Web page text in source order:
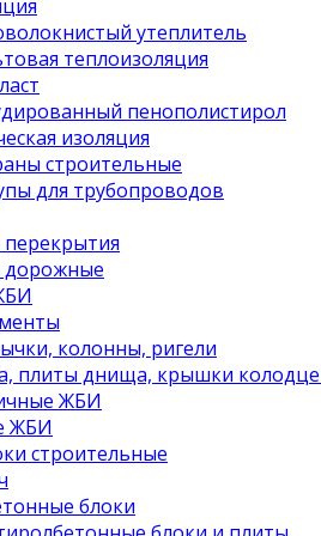
утеплитель
теплоизоляция
пенополистирол
изоляция
строительные
для трубопроводов
дорожные
колонны, ригели
плиты днища, крышки
ЖБИ
ЖБИ
строительные
блоки